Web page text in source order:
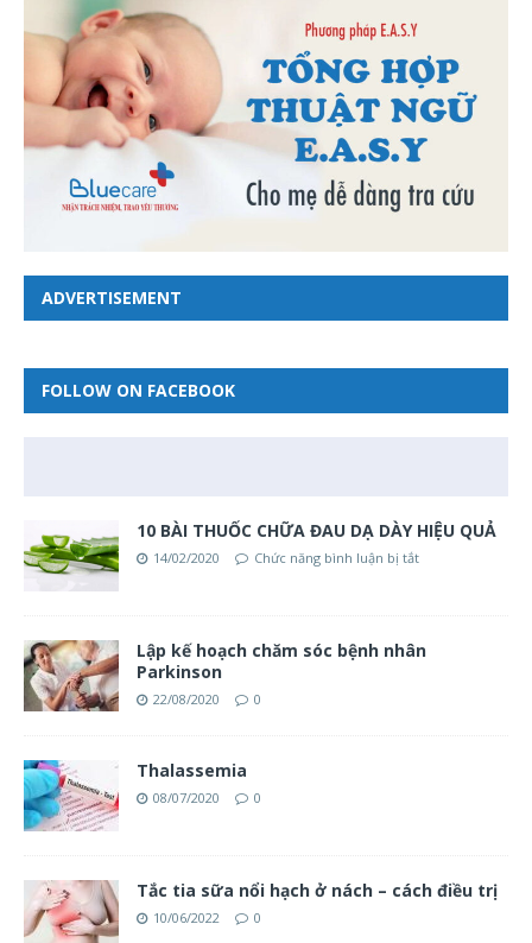
ADVERTISEMENT
FOLLOW ON FACEBOOK
10 BÀI THUỐC CHỮA ĐAU DẠ DÀY HIỆU QUẢ
14/02/2020 Chức năng bình luận bị tắt
Lập kế hoạch chăm sóc bệnh nhân
Parkinson
22/08/2020 0
Thalassemia
08/07/2020 0
Tắc tia sữa nổi hạch ở nách – cách điều trị
10/06/2022 0